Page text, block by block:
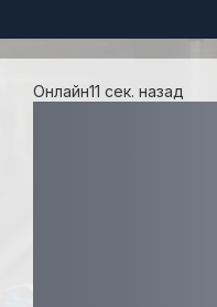
Онлайн11 сек. назад